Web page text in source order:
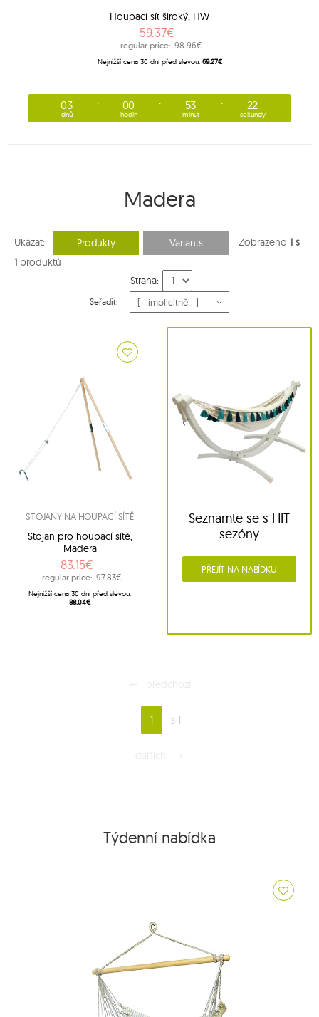
Houpací síť široký, HW
59.37€
regular price: 98.96€
Nejnižší cena 30 dní před slevou: 69.27€
03
dnů
00
hodin
53
minut
22
sekundy
Madera
Ukázat: Produkty Variants Zobrazeno 1 s
1 produktů
Strana:
Seřadit:
STOJANY NA HOUPACÍ SÍTĚ
Stojan pro houpací sítě,
Madera
83.15€
regular price: 97.83€
Nejnižší cena 30 dní před slevou:
88.04€
Seznamte se s HIT
sezóny
PŘEJÍT NA NABÍDKU
1 s 1
Týdenní nabídka